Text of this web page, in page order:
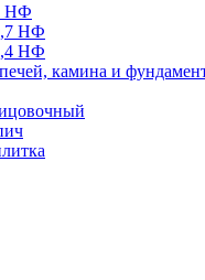
НФ
НФ
НФ
камина и